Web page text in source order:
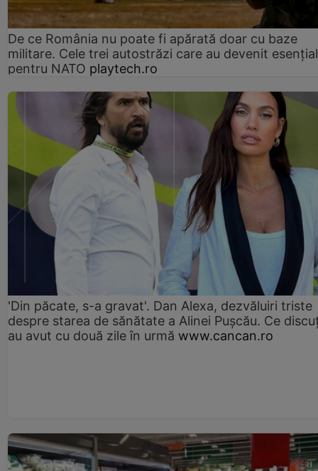
De ce România nu poate fi apărată doar cu baze
militare. Cele trei autostrăzi care au devenit
pentru NATO playtech.ro
'Din păcate, s-a gravat'. Dan Alexa, dezvăluiri triste
despre starea de sănătate a Alinei Pușcău. Ce
au avut cu două zile în urmă www.cancan.ro